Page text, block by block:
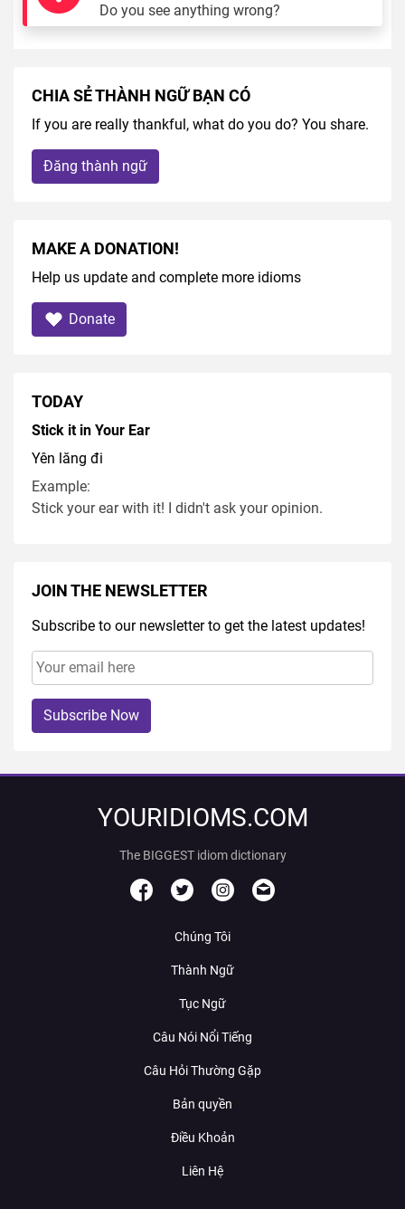
Do you see anything wrong?
CHIA SẺ THÀNH NGỮ BẠN CÓ
If you are really thankful, what do you do? You share.
Đăng thành ngữ
MAKE A DONATION!
Help us update and complete more idioms
Donate
TODAY
Stick it in Your Ear
Yên lăng đi
Example:
Stick your ear with it! I didn't ask your opinion.
JOIN THE NEWSLETTER
Subscribe to our newsletter to get the latest updates!
Subscribe Now
YOURIDIOMS.COM
The BIGGEST idiom dictionary
Chúng Tôi
Thành Ngữ
Tục Ngữ
Câu Nói Nổi Tiếng
Câu Hỏi Thường Gặp
Bản quyền
Điều Khoản
Liên Hệ